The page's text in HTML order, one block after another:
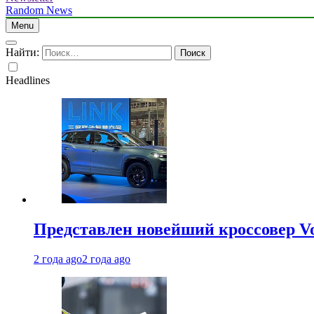
Random News
Menu
Найти:
Headlines
Представлен новейший кроссовер
2 года ago2 года ago